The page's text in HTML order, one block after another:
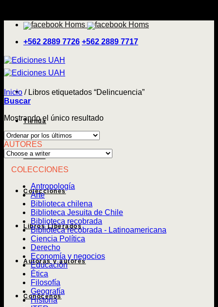
contenido
+562 2889 7726 +562 2889 7717
Tienda
Temas
Colecciones
Libros Liberados
Autoras y autores
Conócenos
Inicio /Libros etiquetados “Delincuencia”
Buscar
Mostrando el único resultado
AUTORES
COLECCIONES
Antropología
Arte
Biblioteca chilena
Biblioteca Jesuita de Chile
Biblioteca recobrada
Biblioteca recobrada - Latinoamericana
Ciencia Política
Derecho
Economía y negocios
Educación
Ética
Filosofía
Geografía
Historia